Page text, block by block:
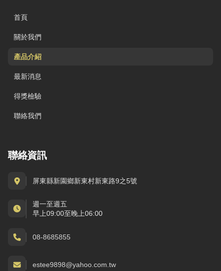
首頁
關於我們
產品介紹
最新消息
得獎檢驗
聯絡我們
聯絡資訊
屏東縣新園鄉新東村新東路9之5號
週一至週五
早上09:00至晚上06:00
08-8685855
estee9898@yahoo.com.tw